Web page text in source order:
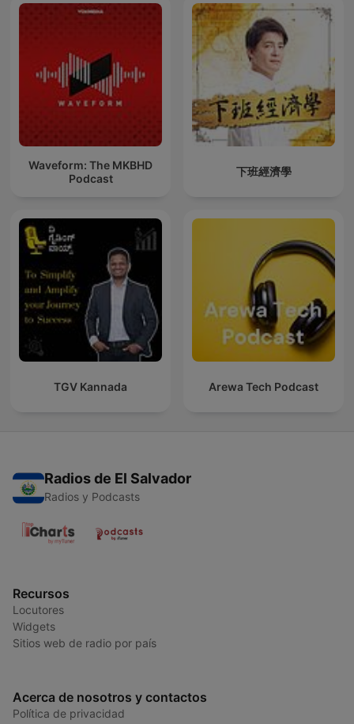
Waveform: The MKBHD
Podcast
下班經濟學
TGV Kannada Arewa Tech Podcast
Radios de El Salvador
Radios y Podcasts
Recursos
Locutores
Widgets
Sitios web de radio por país
Acerca de nosotros y contactos
Política de privacidad